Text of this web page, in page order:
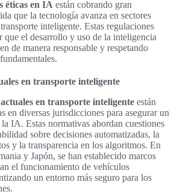
éticas en IA están cobrando gran
que la tecnología avanza en sectores
inteligente. Estas regulaciones
que el desarrollo y uso de la inteligencia
de manera responsable y respetando
en transporte inteligente
en transporte inteligente están
en diversas jurisdicciones para asegurar un
IA. Estas normativas abordan cuestiones
sobre decisiones automatizadas, la
y la transparencia en los algoritmos. En
y Japón, se han establecido marcos
el funcionamiento de vehículos
un entorno más seguro para los